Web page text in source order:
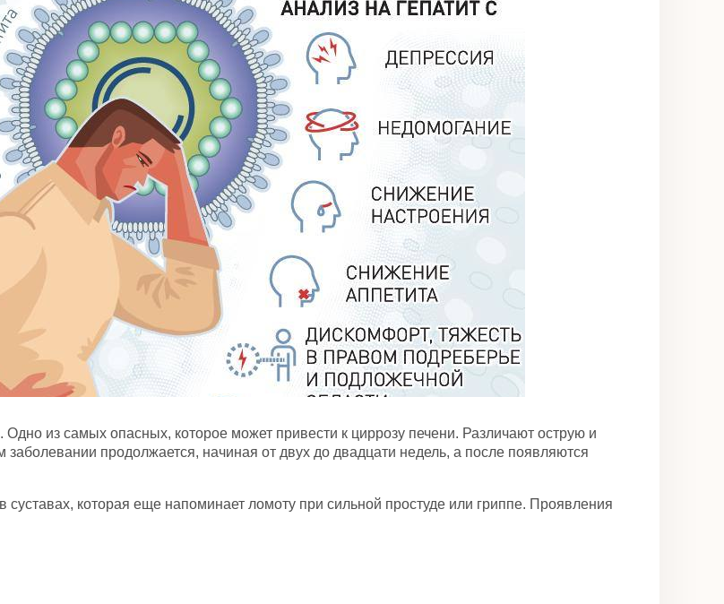
из самых опасных, которое может привести к циррозу печени. Различают острую и
продолжается, начиная от двух до двадцати недель, а после появляются
которая еще напоминает ломоту при сильной простуде или гриппе. Проявления